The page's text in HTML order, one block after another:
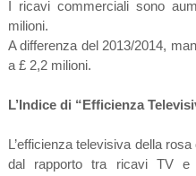
I ricavi commerciali sono
milioni.
A differenza del 2013/2014,
a £ 2,2 milioni.
L’Indice di “Efficienza
L’efficienza televisiva della
dal rapporto tra ricavi TV e